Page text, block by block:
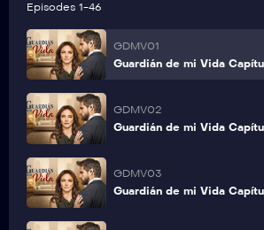
Episodes 1-46
GDMV01
Guardián de mi Vida
GDMV02
Guardián de mi Vida
GDMV03
Guardián de mi Vida